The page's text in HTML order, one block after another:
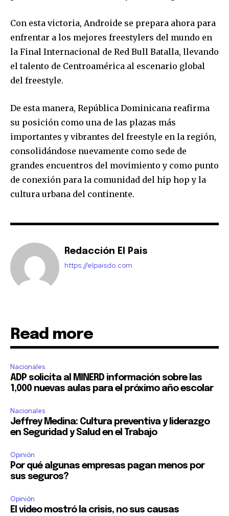
Con esta victoria, Androide se prepara ahora para
enfrentar a los mejores freestylers del mundo en
la Final Internacional de Red Bull Batalla, llevando
el talento de Centroamérica al escenario global
del freestyle.
De esta manera, República Dominicana reafirma
su posición como una de las plazas más
importantes y vibrantes del freestyle en la región,
consolidándose nuevamente como sede de
grandes encuentros del movimiento y como punto
de conexión para la comunidad del hip hop y la
cultura urbana del continente.
Redacción El Pais
https://elpaisdo.com
Read more
Nacionales
ADP solicita al MINERD información sobre las
1,000 nuevas aulas para el próximo año escolar
Nacionales
Jeffrey Medina: Cultura preventiva y liderazgo
en Seguridad y Salud en el Trabajo
Opinión
Por qué algunas empresas pagan menos por
sus seguros?
Opinión
El video mostró la crisis, no sus causas